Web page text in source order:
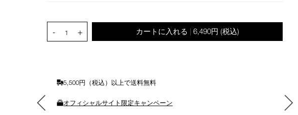
you
を
カ
ー
- 1 + カートに入れる 6,490円 (税込)
5,500円（税込）以上で送料無料
オフィシャルサイト限定キャンペーン